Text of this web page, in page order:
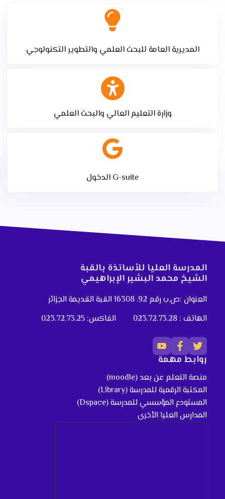
المديرية العامة للبحث العلمي والتطوير التكنولوجي
وزارة التعليم العالي والبحث العلمي
الدخول G-suite
المدرسة العليا للأساتذة بالقبة
الشيخ محمد البشير الإبراهيمي
العنوان :ص.ب رقم 92. 16308 القبة القديمة الجزائر
الهاتف : 023.72.73.28
الفاكس: 023.72.73.25
روابط مهمة
منصة التعلم عن بعد (moodle)
المكتبة الرقمية للمدرسة (Library)
المستودع المؤسسي للمدرسة (Dspace)
المدارس العليا الأخرى